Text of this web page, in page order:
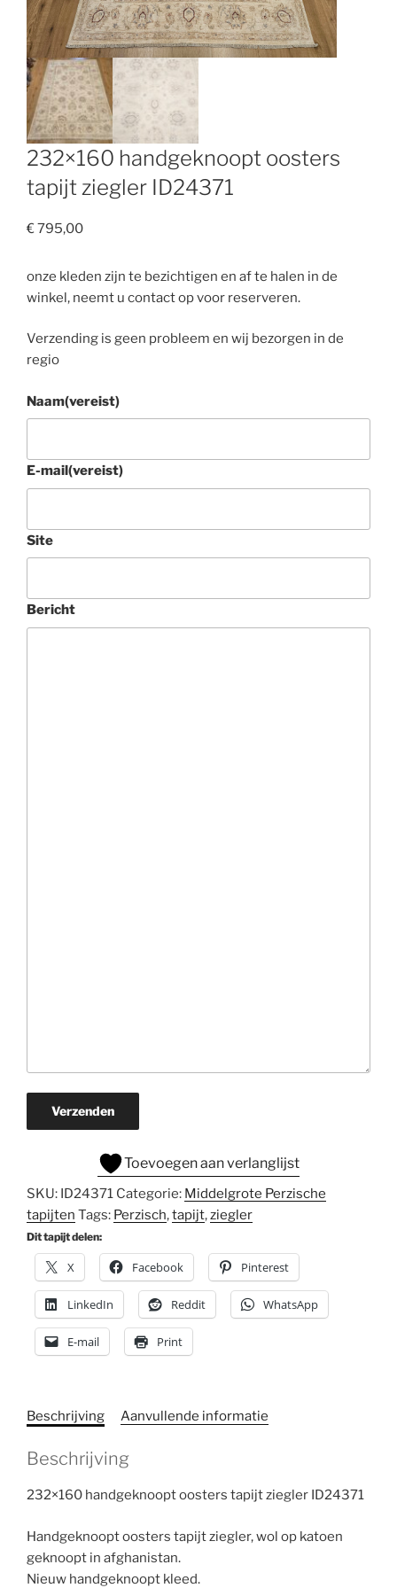
232×160 handgeknoopt oosters
tapijt ziegler ID24371
€795,00
onze kleden zijn te bezichtigen en af te halen in de
winkel, neemt u contact op voor reserveren.
Verzending is geen probleem en wij bezorgen in de
regio
Naam(vereist)
E-mail (vereist)
Site
Bericht
Verzenden
Toevoegen aan verlanglijst
SKU: ID24371 Categorie: Middelgrote Perzische
tapijten Tags: Perzisch,tapijt,ziegler
Dit tapijt delen:
X Facebook Pinterest
LinkedIn Reddit WhatsApp
E-mail Print
Beschrijving Aanvullende informatie
Beschrijving
232×160 handgeknoopt oosters tapijt ziegler ID24371
Handgeknoopt oosters tapijt ziegler, wol op katoen
geknoopt in afghanistan.
Nieuw handgeknoopt kleed.